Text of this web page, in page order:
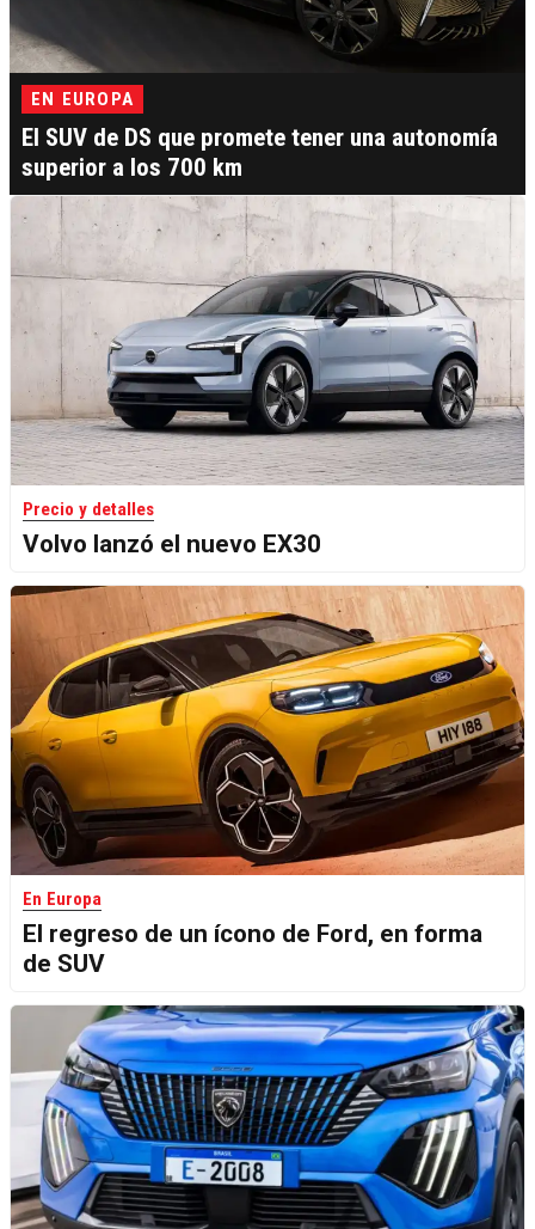
EN EUROPA
El SUV de DS que promete tener una autonomía
superior a los 700 km
Precio y detalles
Volvo lanzó el nuevo EX30
En Europa
El regreso de un ícono de Ford, en forma
de SUV